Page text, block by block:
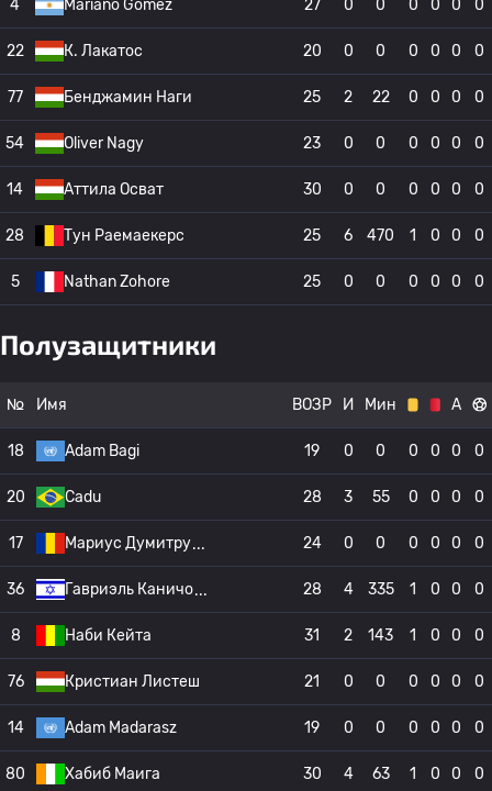
4 Mariano Gomez 27 0 0 0 0 0 0
22 К. Лакатос 20 0 0 0 0 0 0
77 Бенджамин Наги 25 2 22 0 0 0 0
54 Oliver Nagy 23 0 0 0 0 0 0
14 Аттила Осват 30 0 0 0 0 0 0
28 Тун Раемаекерс 25 6 470 1 0 0 0
5 Nathan Zohore 25 0 0 0 0 0 0
Полузащитники
№ Имя ВОЗР И Мин А
18 Adam Bagi 19 0 0 0 0 0 0
20 Cadu 28 3 55 0 0 0 0
17 Мариус Думитру 24 0 0 0 0 0 0
36 Гавриэль Каничо 28 4 335 1 0 0 0
8 Наби Кейта 31 2 143 1 0 0 0
76 Кристиан Листеш 21 0 0 0 0 0 0
14 Adam Madarasz 19 0 0 0 0 0 0
80 Хабиб Маига 30 4 63 1 0 0 0